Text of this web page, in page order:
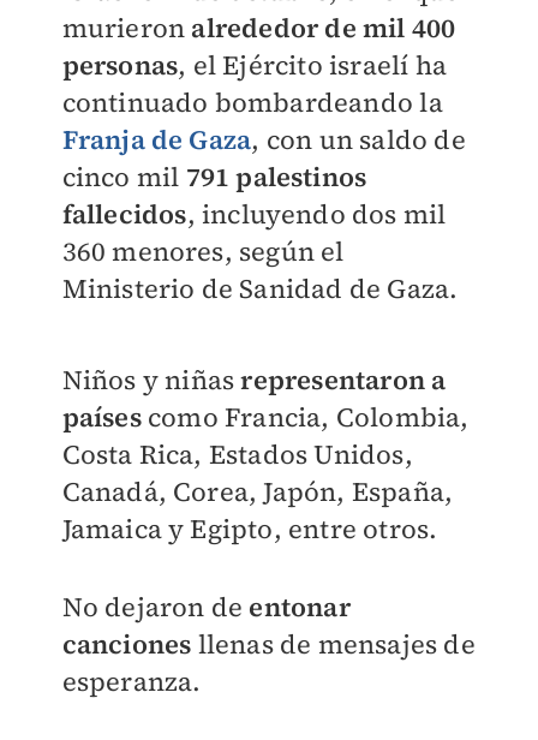
murieron alrededor de mil 400
personas, el Ejército israelí ha
continuado bombardeando la
Franja de Gaza, con un saldo de
cinco mil 791 palestinos
fallecidos, incluyendo dos mil
360 menores, según el
Ministerio de Sanidad de Gaza.
Niños y niñasrepresentaron a
paísescomo Francia, Colombia,
Costa Rica, Estados Unidos,
Canadá, Corea, Japón, España,
Jamaica y Egipto, entre otros.
No dejaron de entonar
canciones llenas de mensajes de
esperanza.